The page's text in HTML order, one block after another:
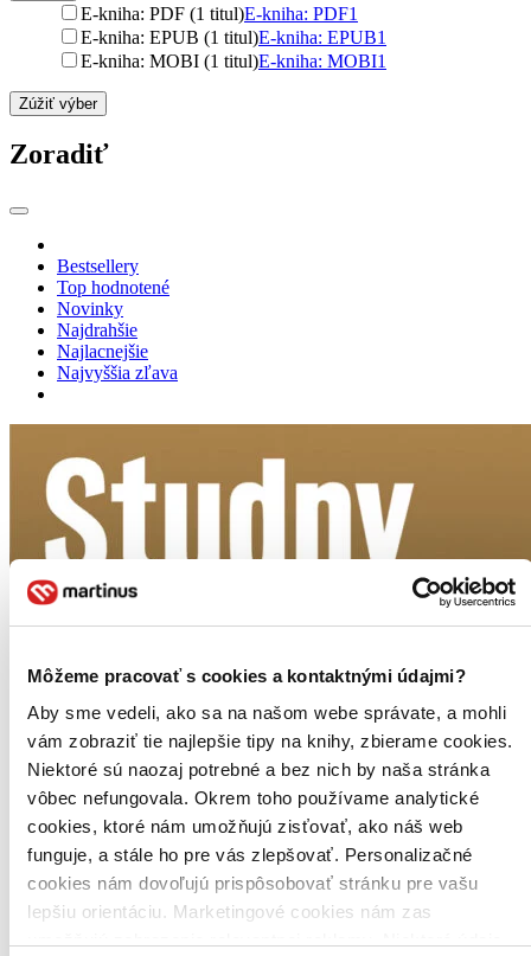
Môžeme pracovať s cookies a kontaktnými údajmi?
Aby sme vedeli, ako sa na našom webe správate, a mohli
vám zobraziť tie najlepšie tipy na knihy, zbierame cookies.
Niektoré sú naozaj potrebné a bez nich by naša stránka
vôbec nefungovala. Okrem toho používame analytické
cookies, ktoré nám umožňujú zisťovať, ako náš web
funguje, a stále ho pre vás zlepšovať. Personalizačné
cookies nám dovoľujú prispôsobovať stránku pre vašu
lepšiu orientáciu. Marketingové cookies nám zas
E-kniha: PDF (1 titul)E-kniha: PDF1
E-kniha: EPUB (1 titul)E-kniha: EPUB1
E-kniha: MOBI (1 titul)E-kniha: MOBI1
Zúžiť výber
Zoradiť
Bestsellery
Top hodnotené
Novinky
Najdrahšie
Najlacnejšie
Najvyššia zľava